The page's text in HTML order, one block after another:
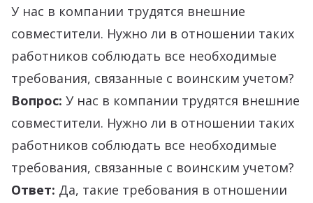
У нас в компании трудятся внешние
совместители. Нужно ли в отношении таких
работников соблюдать все необходимые
требования, связанные с воинским учетом?
Вопрос: У нас в компании трудятся внешние
совместители. Нужно ли в отношении таких
работников соблюдать все необходимые
требования, связанные с воинским учетом?
Ответ: Да, такие требования в отношении